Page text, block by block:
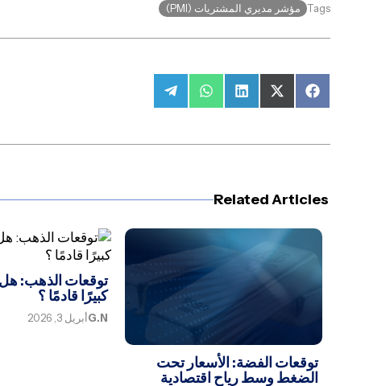
Tags مؤشر مديري المشتريات (PMI)
Share
on
Share
on
Share
on
Share
on
Share
on
Related Articles
توقعات الفضة: الأسعار تحت
الضغط وسط رياح اقتصادية
توقعات الذهب: هل
كبيرًا قادمًا ؟
G.Nأبريل 3, 2026